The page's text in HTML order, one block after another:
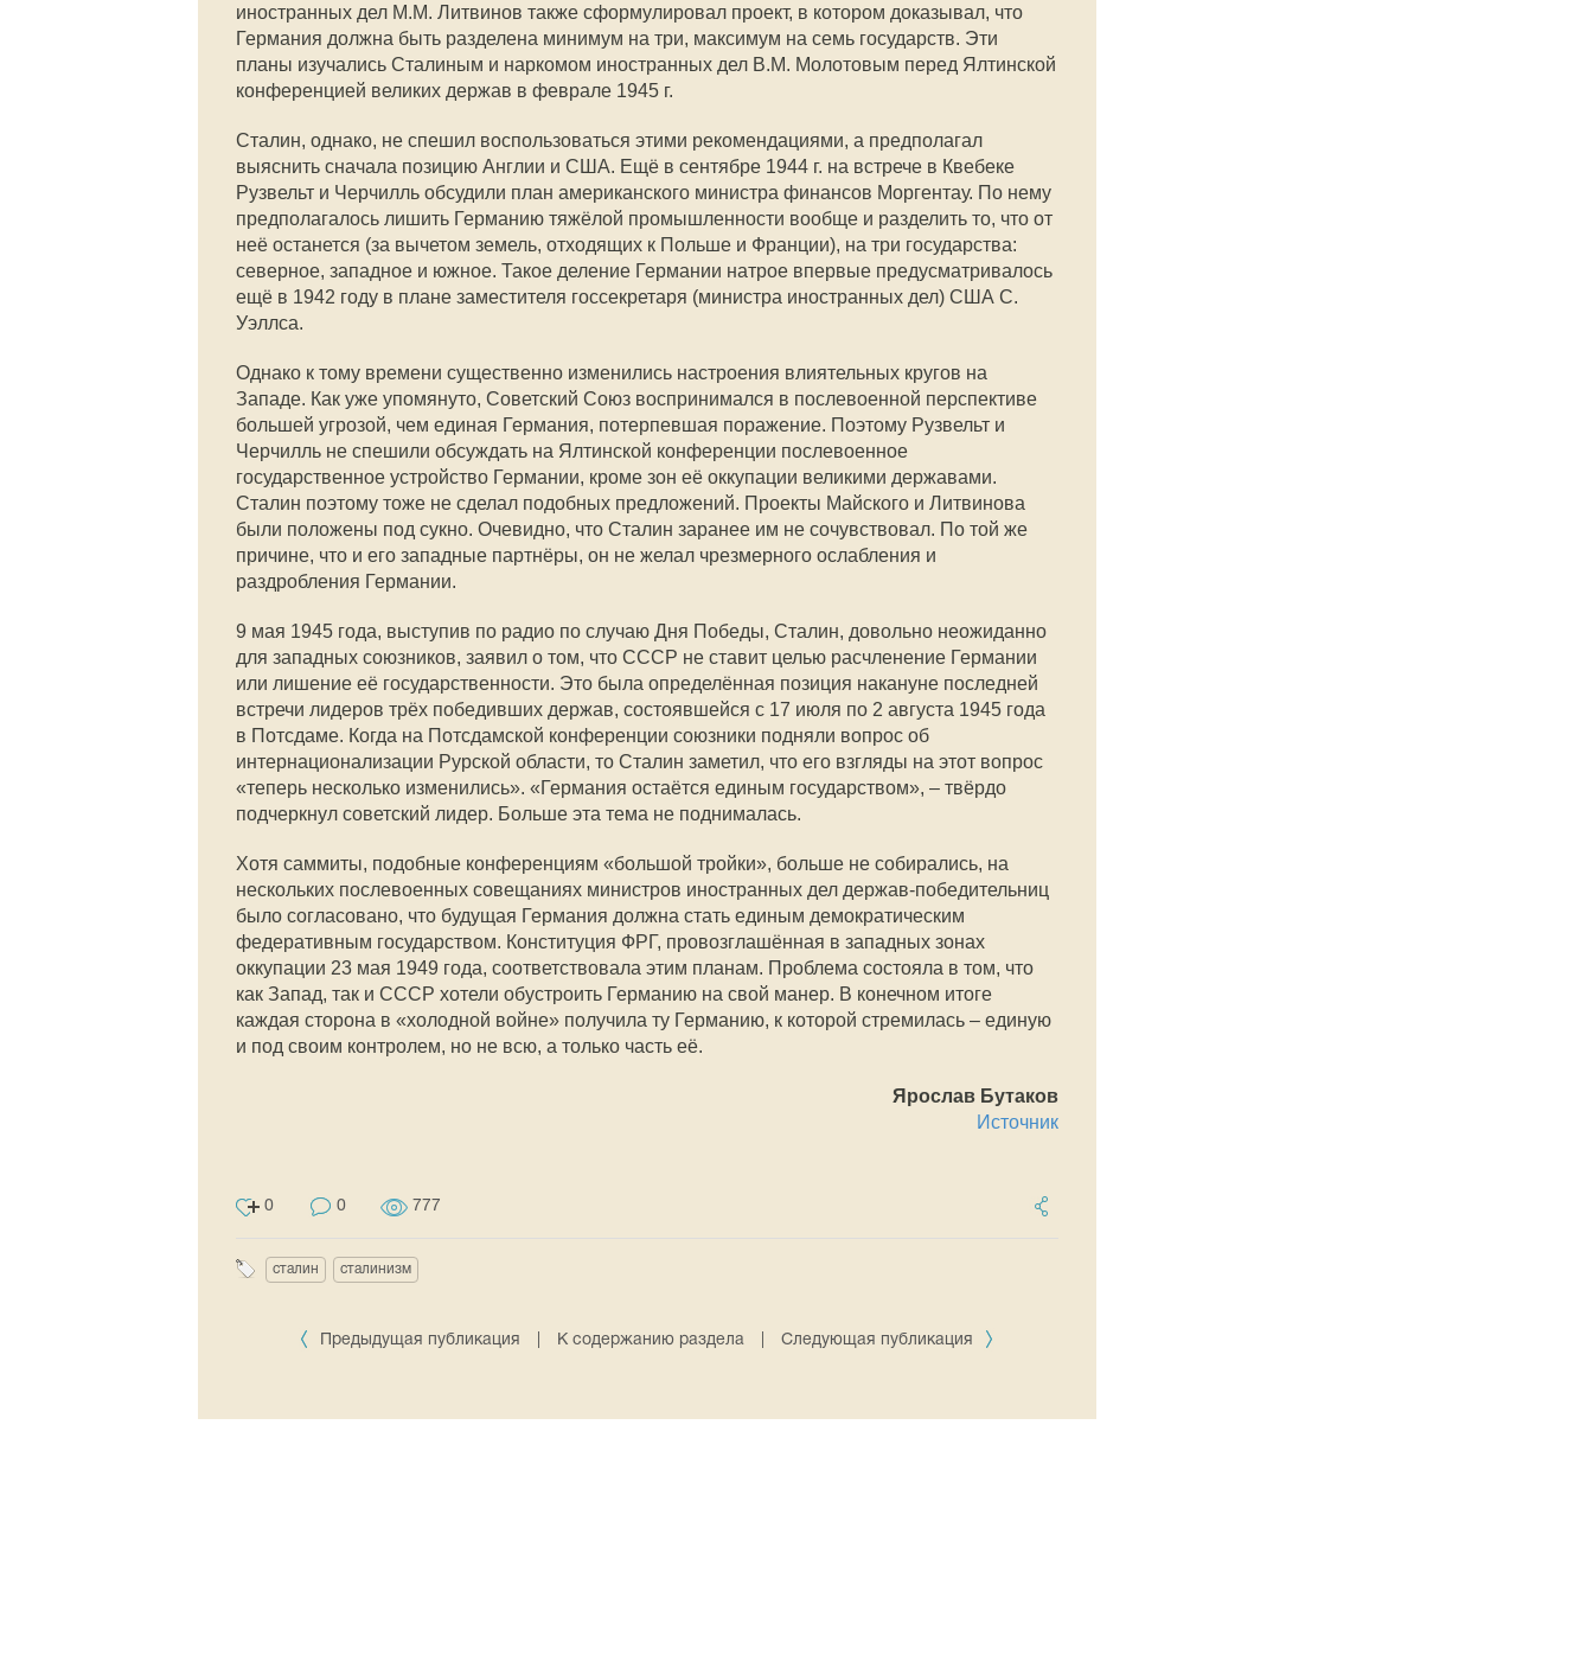
иностранных дел М.М. Литвинов также сформулировал проект, в котором доказывал, что
Германия должна быть разделена минимум на три, максимум на семь государств. Эти
планы изучались Сталиным и наркомом иностранных дел В.М. Молотовым перед Ялтинской
конференцией великих держав в феврале 1945 г.
Сталин, однако, не спешил воспользоваться этими рекомендациями, а предполагал
выяснить сначала позицию Англии и США. Ещё в сентябре 1944 г. на встрече в Квебеке
Рузвельт и Черчилль обсудили план американского министра финансов Моргентау. По нему
предполагалось лишить Германию тяжёлой промышленности вообще и разделить то, что от
неё останется (за вычетом земель, отходящих к Польше и Франции), на три государства:
северное, западное и южное. Такое деление Германии натрое впервые предусматривалось
ещё в 1942 году в плане заместителя госсекретаря (министра иностранных дел) США С.
Уэллса.
Однако к тому времени существенно изменились настроения влиятельных кругов на
Западе. Как уже упомянуто, Советский Союз воспринимался в послевоенной перспективе
большей угрозой, чем единая Германия, потерпевшая поражение. Поэтому Рузвельт и
Черчилль не спешили обсуждать на Ялтинской конференции послевоенное
государственное устройство Германии, кроме зон её оккупации великими державами.
Сталин поэтому тоже не сделал подобных предложений. Проекты Майского и Литвинова
были положены под сукно. Очевидно, что Сталин заранее им не сочувствовал. По той же
причине, что и его западные партнёры, он не желал чрезмерного ослабления и
раздробления Германии.
9 мая 1945 года, выступив по радио по случаю Дня Победы, Сталин, довольно неожиданно
для западных союзников, заявил о том, что СССР не ставит целью расчленение Германии
или лишение её государственности. Это была определённая позиция накануне последней
встречи лидеров трёх победивших держав, состоявшейся с 17 июля по 2 августа 1945 года
в Потсдаме. Когда на Потсдамской конференции союзники подняли вопрос об
интернационализации Рурской области, то Сталин заметил, что его взгляды на этот вопрос
«теперь несколько изменились». «Германия остаётся единым государством», – твёрдо
подчеркнул советский лидер. Больше эта тема не поднималась.
Хотя саммиты, подобные конференциям «большой тройки», больше не собирались, на
нескольких послевоенных совещаниях министров иностранных дел держав-победительниц
было согласовано, что будущая Германия должна стать единым демократическим
федеративным государством. Конституция ФРГ, провозглашённая в западных зонах
оккупации 23 мая 1949 года, соответствовала этим планам. Проблема состояла в том, что
как Запад, так и СССР хотели обустроить Германию на свой манер. В конечном итоге
каждая сторона в «холодной войне» получила ту Германию, к которой стремилась – единую
и под своим контролем, но не всю, а только часть её.
Ярослав Бутаков
Источник
0 0 777
сталин сталинизм
Предыдущая публикация К содержанию раздела Следующая публикация